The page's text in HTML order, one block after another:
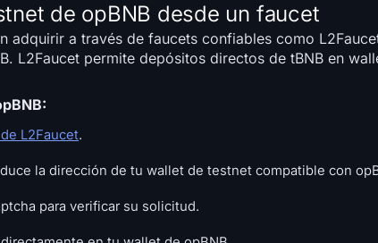
de opBNB desde un faucet
adquirir a través de faucets confiables como
L2Faucet permite depósitos directos de tBNB en
L2Faucet.
la dirección de tu wallet de testnet compatible con
para verificar su solicitud.